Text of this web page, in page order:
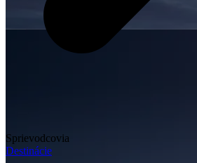
Sprievodcovia
Destinácie